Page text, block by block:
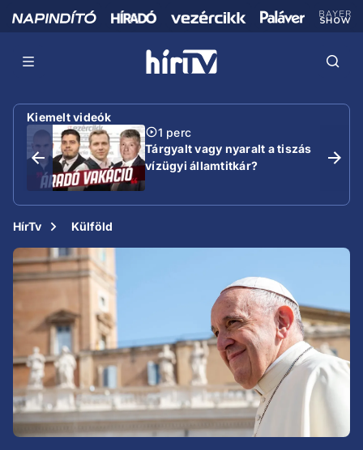
Kiemelt videók
1 perc
Tárgyalt vagy nyaralt a tiszás
vízügyi államtitkár?
HírTv Külföld